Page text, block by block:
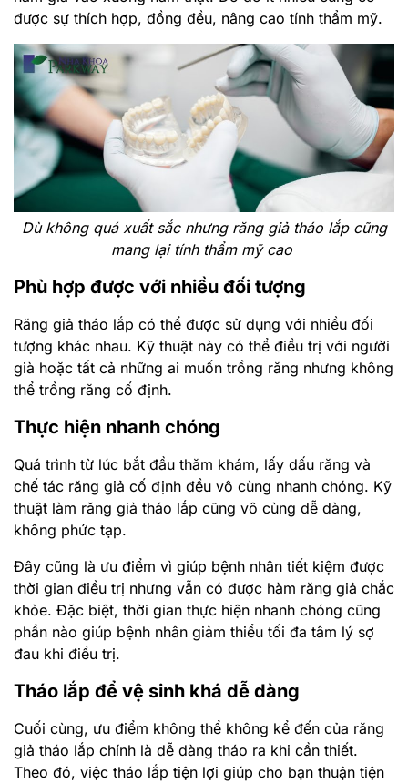
được sự thích hợp, đồng đều, nâng cao tính thẩm mỹ.
Dù không quá xuất sắc nhưng răng giả tháo lắp cũng
mang lại tính thẩm mỹ cao
Phù hợp được với nhiều đối tượng
Răng giả tháo lắp có thể được sử dụng với nhiều đối
tượng khác nhau. Kỹ thuật này có thể điều trị với người
già hoặc tất cả những ai muốn trồng răng nhưng không
thể trồng răng cố định.
Thực hiện nhanh chóng
Quá trình từ lúc bắt đầu thăm khám, lấy dấu răng và
chế tác răng giả cố định đều vô cùng nhanh chóng. Kỹ
thuật làm răng giả tháo lắp cũng vô cùng dễ dàng,
không phức tạp.
Đây cũng là ưu điểm vì giúp bệnh nhân tiết kiệm được
thời gian điều trị nhưng vẫn có được hàm răng giả chắc
khỏe. Đặc biệt, thời gian thực hiện nhanh chóng cũng
phần nào giúp bệnh nhân giảm thiểu tối đa tâm lý sợ
đau khi điều trị.
Tháo lắp để vệ sinh khá dễ dàng
Cuối cùng, ưu điểm không thể không kể đến của răng
giả tháo lắp chính là dễ dàng tháo ra khi cần thiết.
Theo đó, việc tháo lắp tiện lợi giúp cho bạn thuận tiện